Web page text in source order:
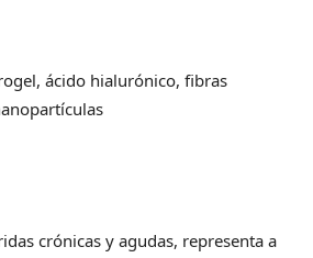
ácido hialurónico, fibras
crónicas y agudas, representa a